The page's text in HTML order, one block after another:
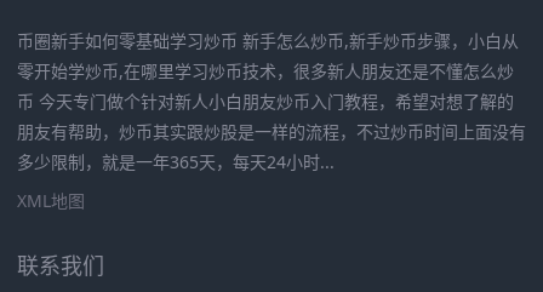
币圈新手如何零基础学习炒币 新手怎么炒币,新手炒币步骤，小白从
零开始学炒币,在哪里学习炒币技术，很多新人朋友还是不懂怎么炒
币 今天专门做个针对新人小白朋友炒币入门教程，希望对想了解的
朋友有帮助，炒币其实跟炒股是一样的流程，不过炒币时间上面没有
多少限制，就是一年365天，每天24小时...
XML地图
联系我们